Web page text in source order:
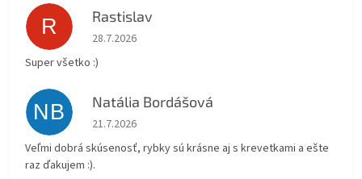
R Rastislav
Hodnotenie obchodu je 5 z 5 hviezdičiek.
28.7.2026
Super všetko :)
NB Natália Bordášová
Hodnotenie obchodu je 5 z 5 hviezdičiek.
21.7.2026
Veľmi dobrá skúsenosť, rybky sú krásne aj s krevetkami a ešte
raz ďakujem :).